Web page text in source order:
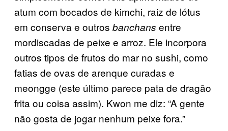
atum com bocados de kimchi, raiz de lótus
em conserva e outros banchans entre
mordiscadas de peixe e arroz. Ele incorpora
outros tipos de frutos do mar no sushi, como
fatias de ovas de arenque curadas e
meongge (este último parece pata de dragão
frita ou coisa assim). Kwon me diz: “A gente
não gosta de jogar nenhum peixe fora.”